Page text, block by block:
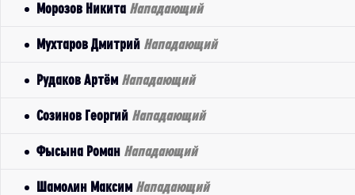
Морозов Никита Нападающий
Мухтаров Дмитрий Нападающий
Рудаков Артём Нападающий
Созинов Георгий Нападающий
Фысына Роман Нападающий
Шамолин Максим Нападающий